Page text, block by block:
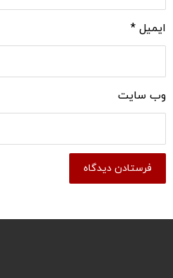
ایمیل *
وب‌ سایت